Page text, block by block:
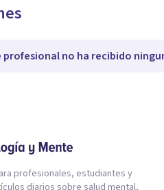
profesional no ha recibido
profesionales, estudiantes y
diarios sobre salud mental,